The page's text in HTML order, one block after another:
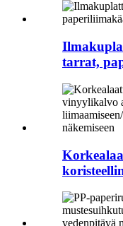
tarrat,